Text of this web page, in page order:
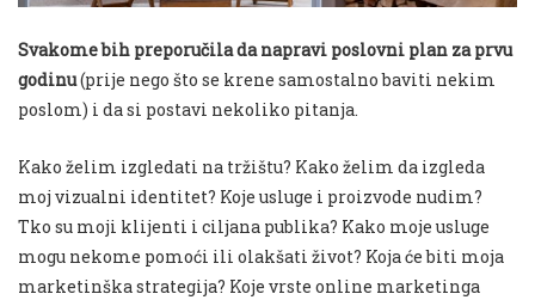
Svakome bih preporučila da napravi poslovni plan za prvu
godinu(prije nego što se krene samostalno baviti nekim
poslom) i da si postavi nekoliko pitanja.
Kako želim izgledati na tržištu? Kako želim da izgleda
moj vizualni identitet? Koje usluge i proizvode nudim?
Tko su moji klijenti i ciljana publika? Kako moje usluge
mogu nekome pomoći ili olakšati život? Koja će biti moja
marketinška strategija? Koje vrste online marketinga